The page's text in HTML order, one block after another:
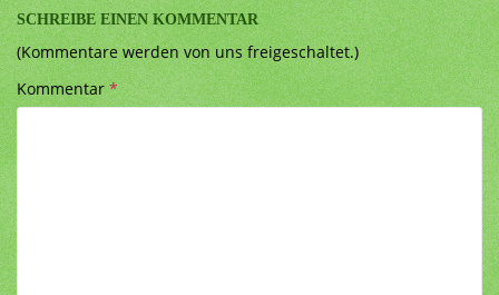
SCHREIBE EINEN KOMMENTAR
(Kommentare werden von uns freigeschaltet.)
Kommentar*